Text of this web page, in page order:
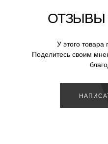
ОТЗЫВЫ
У этого товара
Поделитесь своим